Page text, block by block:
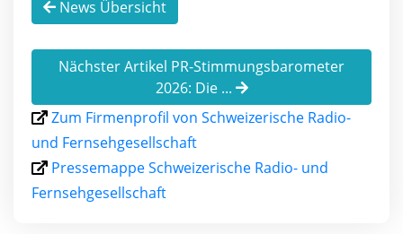
News Übersicht
Nächster Artikel PR-Stimmungsbarometer
2026: Die ...
Zum Firmenprofil von Schweizerische Radio-
und Fernsehgesellschaft
Pressemappe Schweizerische Radio- und
Fernsehgesellschaft